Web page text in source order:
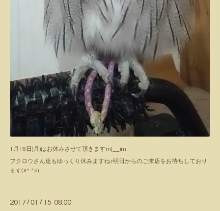
1月16日(月)はお休みさせて頂きますm(__)m
フクロウさん達もゆっくり休みますね♪明日からのご来店をお待ちしており
ます(#^.^#)
2017 / 01 / 15 08:00